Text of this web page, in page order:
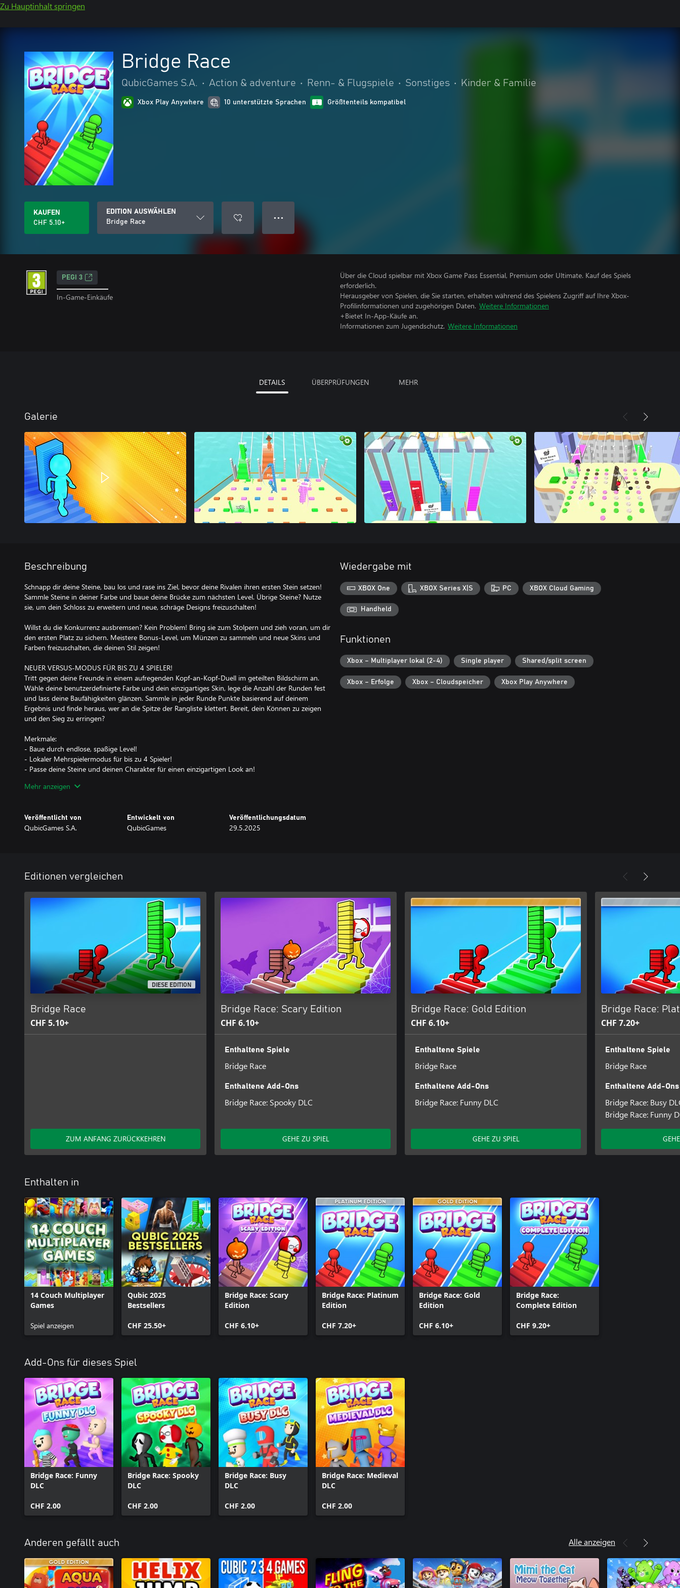
Zu Hauptinhalt springen
Bridge Race
QubicGames S.A. • Action & adventure • Renn- & Flugspiele • Sonstiges • Kinder & Familie
Xbox Play Anywhere 10 unterstützte Sprachen Größtenteils kompatibel
KAUFEN
CHF 5.10+
EDITION AUSWÄHLEN
Bridge Race
● ● ●
PEGI 3
In-Game-Einkäufe
Über die Cloud spielbar mit Xbox Game Pass Essential, Premium oder Ultimate. Kauf des Spiels
erforderlich.
Herausgeber von Spielen, die Sie starten, erhalten während des Spielens Zugriff auf Ihre Xbox-
Profilinformationen und zugehörigen Daten. Weitere Informationen
+Bietet In-App-Käufe an.
Informationen zum Jugendschutz. Weitere Informationen
DETAILS ÜBERPRÜFUNGEN MEHR
Galerie
Beschreibung
Schnapp dir deine Steine, bau los und rase ins Ziel, bevor deine Rivalen ihren ersten Stein setzen!
Sammle Steine in deiner Farbe und baue deine Brücke zum nächsten Level. Übrige Steine? Nutze
sie, um dein Schloss zu erweitern und neue, schräge Designs freizuschalten!
Willst du die Konkurrenz ausbremsen? Kein Problem! Bring sie zum Stolpern und zieh voran, um dir
den ersten Platz zu sichern. Meistere Bonus-Level, um Münzen zu sammeln und neue Skins und
Farben freizuschalten, die deinen Stil zeigen!
NEUER VERSUS-MODUS FÜR BIS ZU 4 SPIELER!
Tritt gegen deine Freunde in einem aufregenden Kopf-an-Kopf-Duell im geteilten Bildschirm an.
Wähle deine benutzerdefinierte Farbe und dein einzigartiges Skin, lege die Anzahl der Runden fest
und lass deine Baufähigkeiten glänzen. Sammle in jeder Runde Punkte basierend auf deinem
Ergebnis und finde heraus, wer an die Spitze der Rangliste klettert. Bereit, dein Können zu zeigen
und den Sieg zu erringen?
Merkmale:
- Baue durch endlose, spaßige Level!
- Lokaler Mehrspielermodus für bis zu 4 Spieler!
- Passe deine Steine und deinen Charakter für einen einzigartigen Look an!
- Fordere dich in epischen Bonus- und Boss-Leveln heraus!
Brückenbauen so viel Spaß machen könnte?
Mehr anzeigen
Veröffentlicht von
QubicGames S.A.
Entwickelt von
QubicGames
Veröffentlichungsdatum
29.5.2025
Wiedergabe mit
XBOX One XBOX Series X|S PC XBOX Cloud Gaming
Handheld
Funktionen
Xbox – Multiplayer lokal (2-4) Single player Shared/split screen
Xbox – Erfolge Xbox – Cloudspeicher Xbox Play Anywhere
Editionen vergleichen
DIESE EDITION
Bridge Race
CHF 5.10+
ZUM ANFANG ZURÜCKKEHREN
Bridge Race: Scary Edition
CHF 6.10+
Enthaltene Spiele
Bridge Race
Enthaltene Add-Ons
Bridge Race: Spooky DLC
GEHE ZU SPIEL
Bridge Race: Gold Edition
CHF 6.10+
Enthaltene Spiele
Bridge Race
Enthaltene Add-Ons
Bridge Race: Funny DLC
GEHE ZU SPIEL
Bridge Race:
CHF 7.20+
Enthaltene Spiele
Bridge Race
Enthaltene Add-Ons
Bridge Race: Busy
Bridge Race: Funny
Enthalten in
14 Couch Multiplayer
Games
Spiel anzeigen
Qubic 2025
Bestsellers
CHF 25.50+
Bridge Race: Scary
Edition
CHF 6.10+
Bridge Race: Platinum
Edition
CHF 7.20+
Bridge Race: Gold
Edition
CHF 6.10+
Bridge Race:
Complete Edition
CHF 9.20+
Add-Ons für dieses Spiel
Bridge Race: Funny
DLC
CHF 2.00
Bridge Race: Spooky
DLC
CHF 2.00
Bridge Race: Busy
DLC
CHF 2.00
Bridge Race: Medieval
DLC
CHF 2.00
Anderen gefällt auch Alle anzeigen